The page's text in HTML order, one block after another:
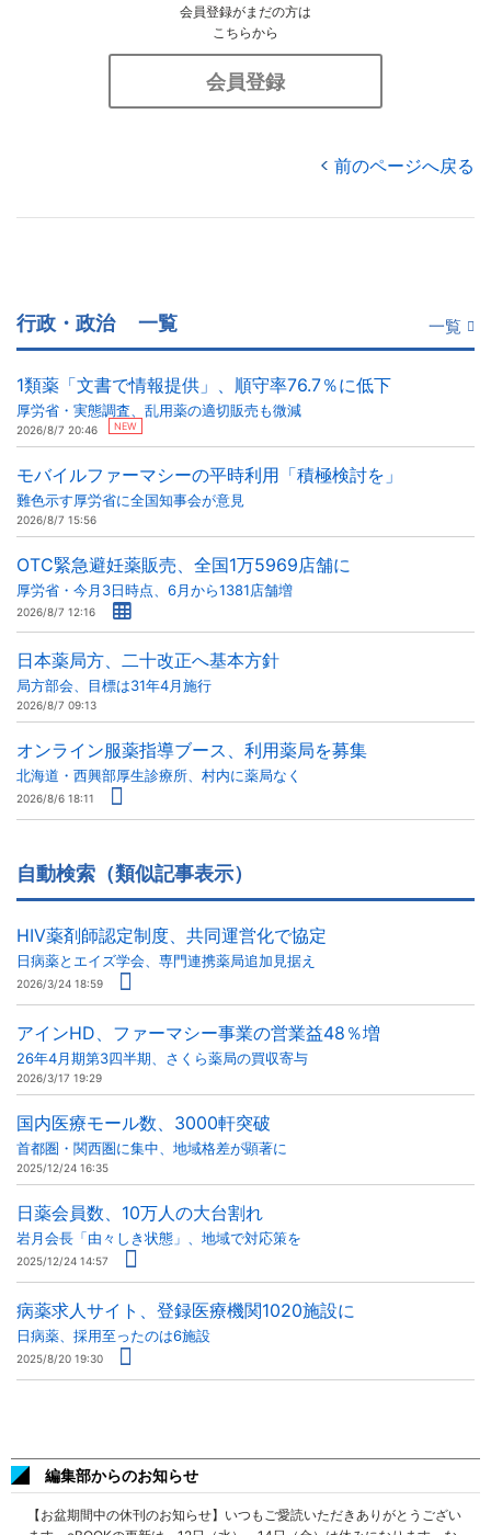
会員登録がまだの方は
こちらから
会員登録
前のページへ戻る
行政・政治 一覧 一覧
1類薬「文書で情報提供」、順守率76.7％に低下
厚労省・実態調査、乱用薬の適切販売も微減
2026/8/7 20:46 NEW
モバイルファーマシーの平時利用「積極検討を」
難色示す厚労省に全国知事会が意見
2026/8/7 15:56
OTC緊急避妊薬販売、全国1万5969店舗に
厚労省・今月3日時点、6月から1381店舗増
2026/8/7 12:16
日本薬局方、二十改正へ基本方針
局方部会、目標は31年4月施行
2026/8/7 09:13
オンライン服薬指導ブース、利用薬局を募集
北海道・西興部厚生診療所、村内に薬局なく
2026/8/6 18:11
自動検索（類似記事表示）
HIV薬剤師認定制度、共同運営化で協定
日病薬とエイズ学会、専門連携薬局追加見据え
2026/3/24 18:59
アインHD、ファーマシー事業の営業益48％増
26年4月期第3四半期、さくら薬局の買収寄与
2026/3/17 19:29
国内医療モール数、3000軒突破
首都圏・関西圏に集中、地域格差が顕著に
2025/12/24 16:35
日薬会員数、10万人の大台割れ
岩月会長「由々しき状態」、地域で対応策を
2025/12/24 14:57
病薬求人サイト、登録医療機関1020施設に
日病薬、採用至ったのは6施設
2025/8/20 19:30
編集部からのお知らせ
【お盆期間中の休刊のお知らせ】いつもご愛読いただきありがとうござい